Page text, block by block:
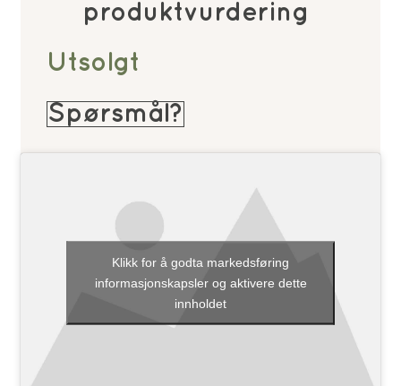
produktvurdering
Utsolgt
Spørsmål?
Klikk for å godta markedsføring
informasjonskapsler og aktivere dette
innholdet